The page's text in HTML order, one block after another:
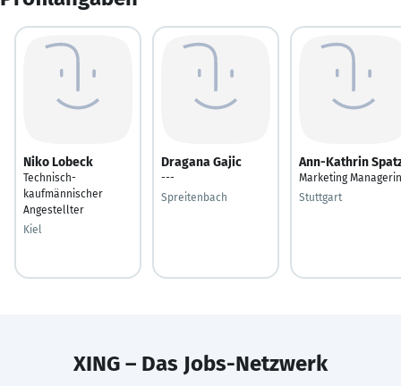
Niko Lobeck
Technisch-
kaufmännischer
Angestellter
Kiel
Dragana Gajic
---
Spreitenbach
Ann-Kathrin
Marketing Managerin
Stuttgart
XING – Das Jobs-Netzwerk